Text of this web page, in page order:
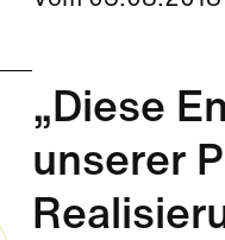
„Diese
unserer